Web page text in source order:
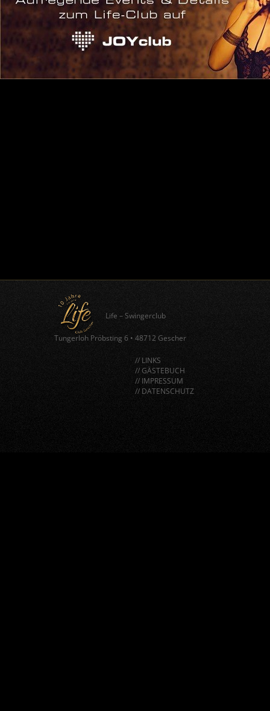
Anmelden
Eintrags-Feed
Kommentar-Feed
WordPress.org
Life – Swingerclub
Tungerloh Pröbsting 6 • 48712 Gescher
// LINKS
// GÄSTEBUCH
// IMPRESSUM
// DATENSCHUTZ